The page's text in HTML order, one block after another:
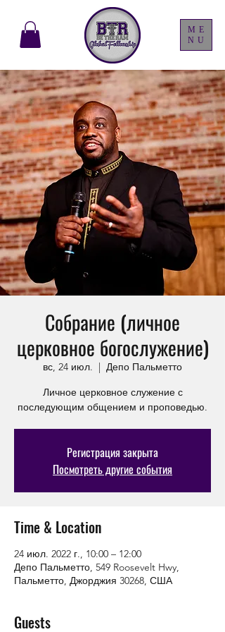
ME
NU
Собрание (личное
церковное богослужение)
вс, 24 июл.
  |
Депо Пальметто
Личное церковное служение с
последующим общением и проповедью.
Регистрация закрыта
Посмотреть другие события
Time & Location
24 июл. 2022 г., 10:00 – 12:00
Депо Пальметто, 549 Roosevelt Hwy,
Пальметто, Джорджия 30268, США
Guests